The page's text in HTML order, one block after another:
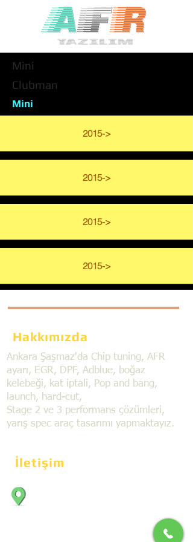
Mini
Clubman
Mini
2015->
2015->
2015->
2015->
Hakkımızda
Ankara Şaşmaz'da Chip tuning, AFR
ayarı, EGR, DPF, Adblue, boğaz
kelebeği, kat iptali, Pop and bang,
launch, hard-cut,
Stage 2 ve 3 performans çözümleri,
yarış spec araç tasarımı yapmaktayız.
İletişim